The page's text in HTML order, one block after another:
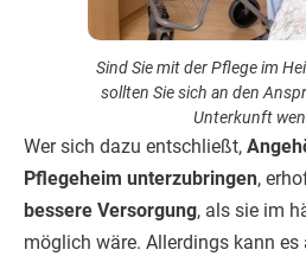
Sind Sie mit der Pflege im
sollten Sie sich an den
Unterkunft
Wer sich dazu entschließt,
Pflegeheim unterzubringen,
bessere Versorgung, als sie im
möglich wäre. Allerdings kann